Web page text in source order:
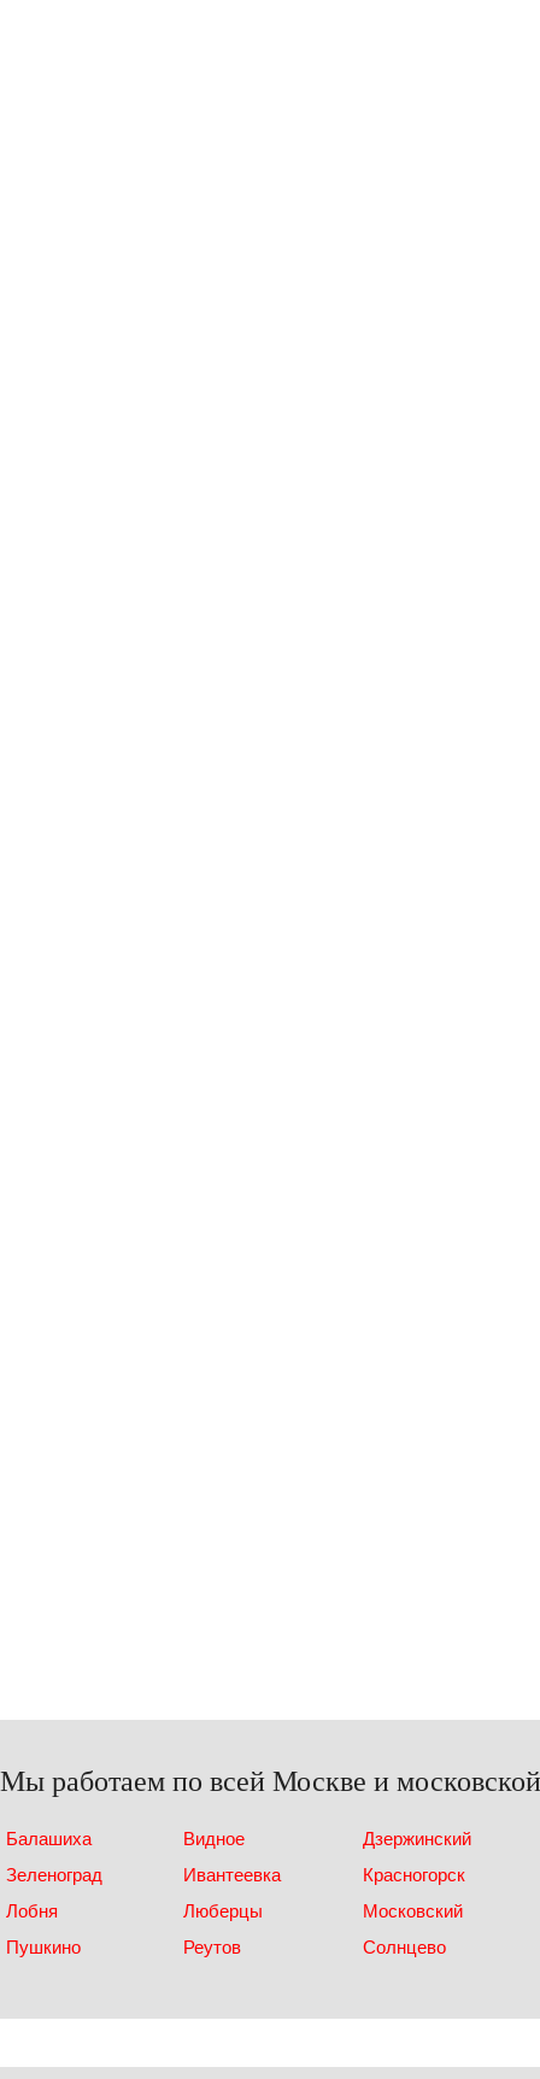
Мы работаем по всей Москве и
Балашиха Видное
Дзержинский
Зеленоград
Ивантеевка
Красногорск
Лобня
Люберцы
Московский
Пушкино
Реутов Солнцево